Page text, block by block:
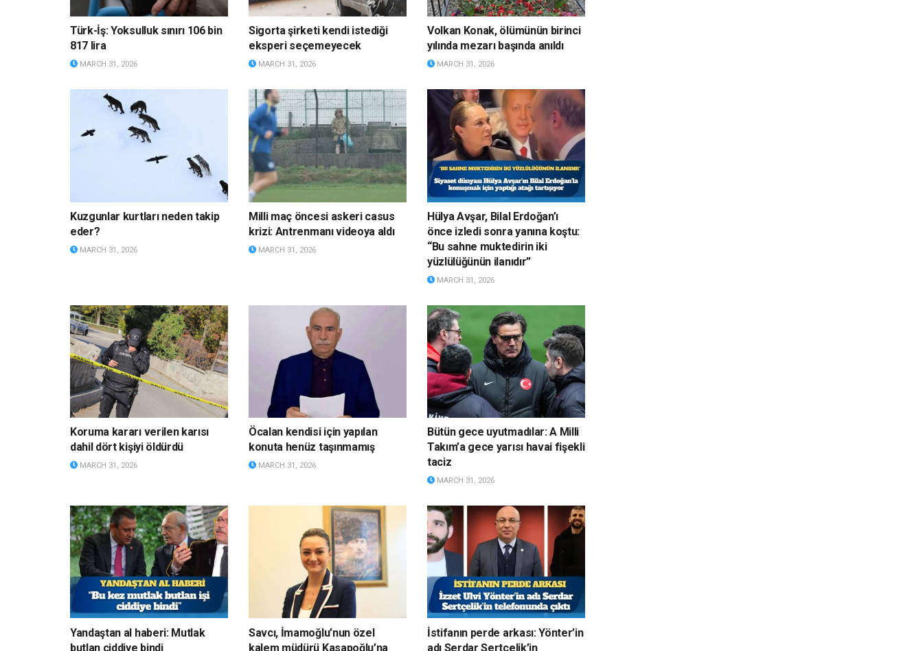
Türk-İş: Yoksulluk sınırı 106 bin
817 lira
MARCH 31, 2026
Sigorta şirketi kendi istediği
eksperi seçemeyecek
MARCH 31, 2026
Volkan Konak, ölümünün birinci
yılında mezarı başında anıldı
MARCH 31, 2026
Kuzgunlar kurtları neden takip
eder?
MARCH 31, 2026
Milli maç öncesi askeri casus
krizi: Antrenmanı videoya aldı
MARCH 31, 2026
Hülya Avşar, Bilal Erdoğan’ı
önce izledi sonra yanına koştu:
“Bu sahne muktedirin iki
yüzlülüğünün ilanıdır”
MARCH 31, 2026
Koruma kararı verilen karısı
dahil dört kişiyi öldürdü
MARCH 31, 2026
Öcalan kendisi için yapılan
konuta henüz taşınmamış
MARCH 31, 2026
Bütün gece uyutmadılar: A Milli
Takım’a gece yarısı havai fişekli
taciz
MARCH 31, 2026
Yandaştan al haberi: Mutlak
butlan ciddiye bindi
Savcı, İmamoğlu’nun özel
kalem müdürü Kasapoğlu’na
İstifanın perde arkası: Yönter’in
adı Serdar Sertçelik’in